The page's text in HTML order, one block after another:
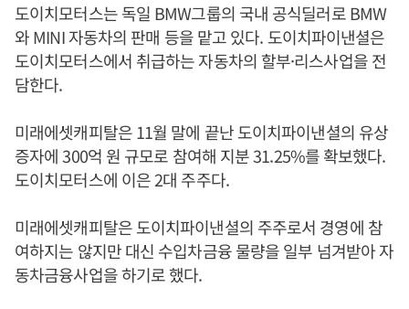
도이치모터스는 독일 BMW그룹의 국내 공식딜러로 BMW
와 MINI 자동차의 판매 등을 맡고 있다. 도이치파이낸셜은
도이치모터스에서 취급하는 자동차의 할부·리스사업을 전
담한다.
미래에셋캐피탈은 11월 말에 끝난 도이치파이낸셜의 유상
증자에 300억 원 규모로 참여해 지분 31.25%를 확보했다.
도이치모터스에 이은 2대 주주다.
미래에셋캐피탈은 도이치파이낸셜의 주주로서 경영에 참
여하지는 않지만 대신 수입차금융 물량을 일부 넘겨받아 자
동차금융사업을 하기로 했다.